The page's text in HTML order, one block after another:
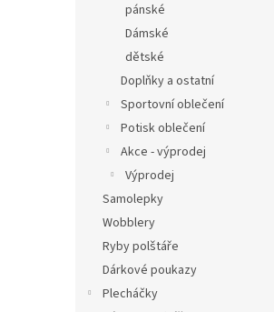
pánské
Dámské
dětské
Doplňky a ostatní
Sportovní oblečení
Potisk oblečení
Akce - výprodej
Výprodej
Samolepky
Wobblery
Ryby polštáře
Dárkové poukazy
Plecháčky